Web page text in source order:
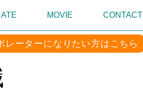
MOVIE CONTACT
レーターになりたい方はこちら